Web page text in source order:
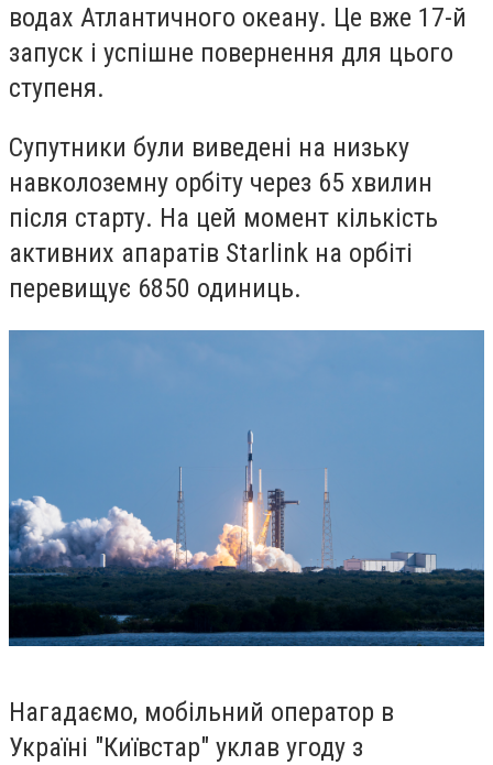
водах Атлантичного океану. Це вже 17-й
запуск і успішне повернення для цього
ступеня.
Супутники були виведені на низьку
навколоземну орбіту через 65 хвилин
після старту. На цей момент кількість
активних апаратів Starlink на орбіті
перевищує 6850 одиниць.
Нагадаємо, мобільний оператор в
Україні "Київстар" уклав угоду з